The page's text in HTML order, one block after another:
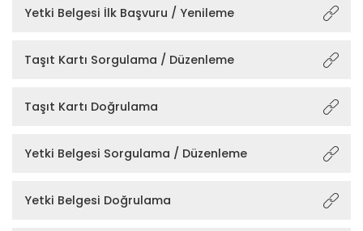
Yetki Belgesi İlk Başvuru / Yenileme
Taşıt Kartı Sorgulama / Düzenleme
Taşıt Kartı Doğrulama
Yetki Belgesi Sorgulama / Düzenleme
Yetki Belgesi Doğrulama